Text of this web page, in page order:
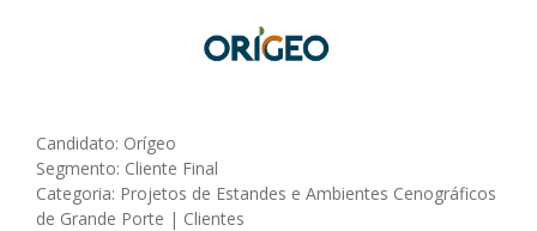
Candidato: Orígeo
Segmento: Cliente Final
Categoria: Projetos de Estandes e Ambientes Cenográficos
de Grande Porte | Clientes